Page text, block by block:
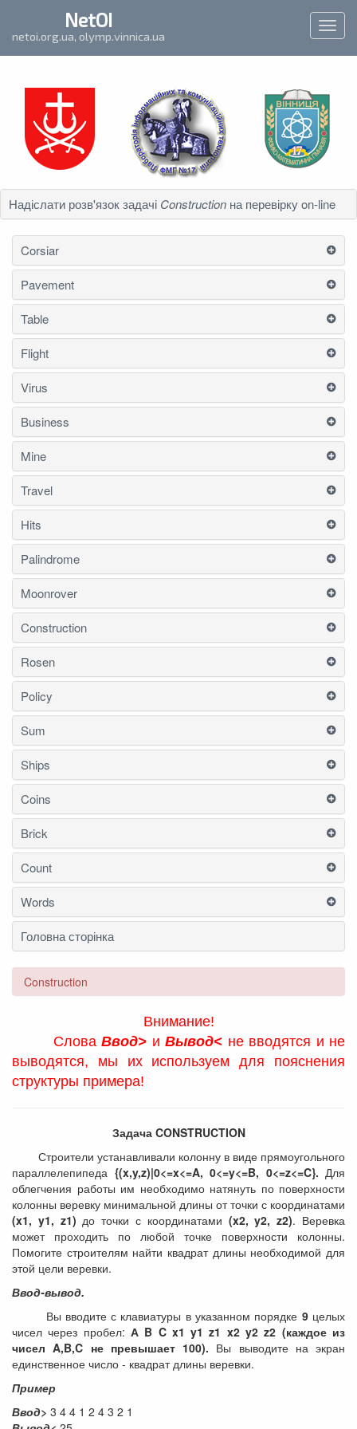
NetOI
netoi.org.ua, olymp.vinnica.ua
Надіслати розв'язок задачі Construction на перевірку on-line
Corsiar
Pavement
Table
Flight
Virus
Business
Mine
Travel
Hits
Palindrome
Moonrover
Construction
Rosen
Policy
Sum
Ships
Coins
Brick
Count
Words
Головна сторінка
Construction
Внимание!
СловаВвод> иВывод< не вводятся и не
выводятся, мы их используем для пояснения
структуры примера!
Задача CONSTRUCTION
Строители устанавливали колонну в виде прямоугольного
параллелепипеда {(x,y,z)|0<=x<=A, 0<=y<=B, 0<=z<=C}. Для
облегчения работы им необходимо натянуть по поверхности
колонны веревку минимальной длины от точки с координатами
(x1, y1, z1) до точки с координатами (x2, y2, z2). Веревка
может проходить по любой точке поверхности колонны.
Помогите строителям найти квадрат длины необходимой для
этой цели веревки.
Ввод-вывод.
Вы вводите с клавиатуры в указанном порядке 9целых
чисел через пробел: А B C x1 y1 z1 x2 y2 z2 (каждое из
чисел A,B,C не превышает 100). Вы выводите на экран
единственное число - квадрат длины веревки.
Пример
Ввод> 3 4 4 1 2 4 3 2 1